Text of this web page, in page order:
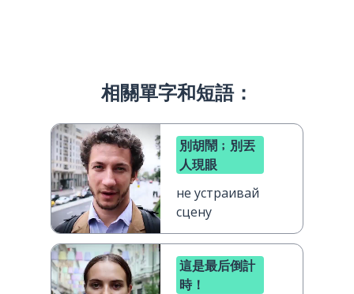
相關單字和短語：
別胡鬧﹔別丟
人現眼
не устраивай
сцену
這是最后倒計
時！